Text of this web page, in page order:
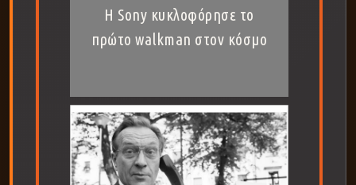
Η Sony κυκλοφόρησε το
πρώτο walkman στον κόσμο